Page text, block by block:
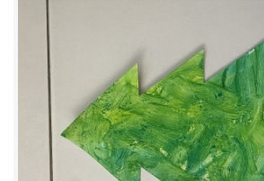
PÍSNĚ K TÉMATU PODZIM
BÁSNĚ K TÉMATU PODZIM
POHYBOVÉ AKTIVITY NA TÉMA PODZIM